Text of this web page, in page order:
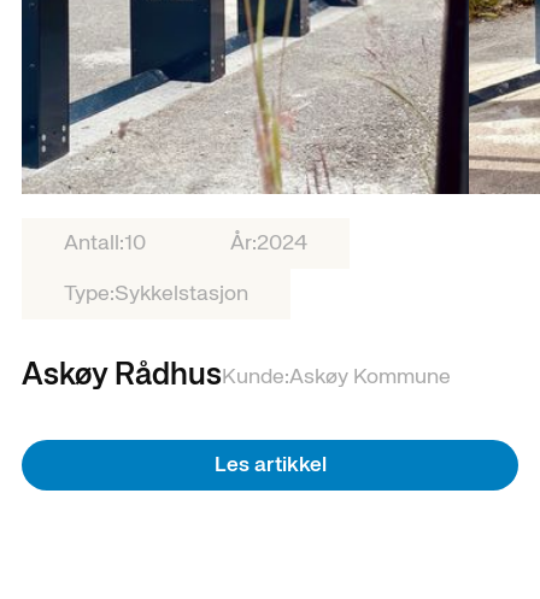
Antall:10 År:2024
Type:Sykkelstasjon
Askøy RådhusKunde:Askøy Kommune
Les artikkel